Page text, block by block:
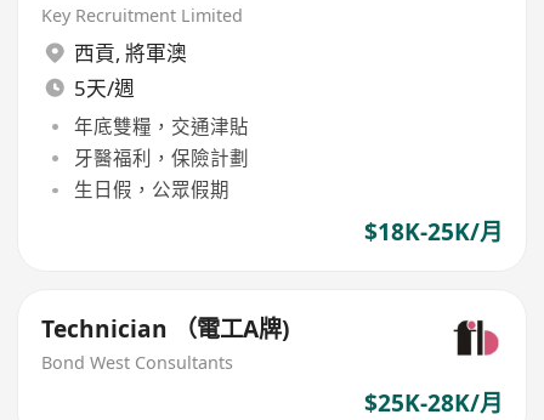
Key Recruitment Limited
西貢, 將軍澳
5天/週
年底雙糧，交通津貼
牙醫福利，保險計劃
生日假，公眾假期
$18K-25K/月
Technician （電工A牌)
Bond West Consultants
$25K-28K/月